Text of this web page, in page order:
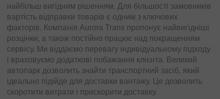
найбільш вигідним рішенням. Для більшості замовників
вартість відправки товарів є одним з ключових
факторів. Компанія Aurora Trans пропонує найвигідніші
розцінки, а також постійно працює над покращенням
сервісу. Ми віддаємо перевагу індивідуальному підходу
і враховуємо додаткові побажання клієнта. Великий
автопарк дозволить знайти транспортний засіб, який
ідеально підійде для доставки вантажу. Це дозволить
скоротити витрати і прискорити доставку.